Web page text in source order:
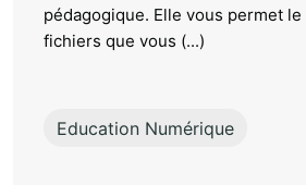
pédagogique. Elle vous permet
fichiers que vous (...)
Education Numérique